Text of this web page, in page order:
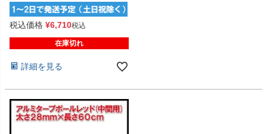
税込価格 ¥6,710税込
在庫切れ
詳細を見る